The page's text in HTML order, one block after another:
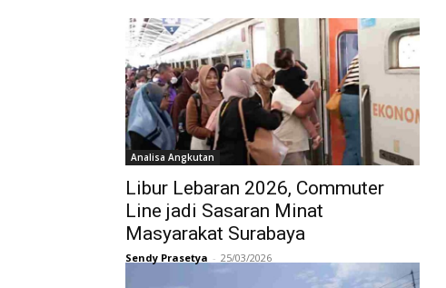
Analisa Angkutan
Libur Lebaran 2026, Commuter
Line jadi Sasaran Minat
Masyarakat Surabaya
Sendy Prasetya - 25/03/2026